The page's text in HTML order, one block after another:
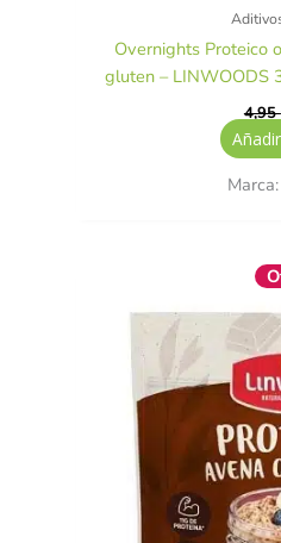
Overnights Proteico
gluten – LINWOODS
4,95
Marca: